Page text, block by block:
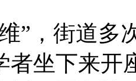
”，街道多
者坐下来开